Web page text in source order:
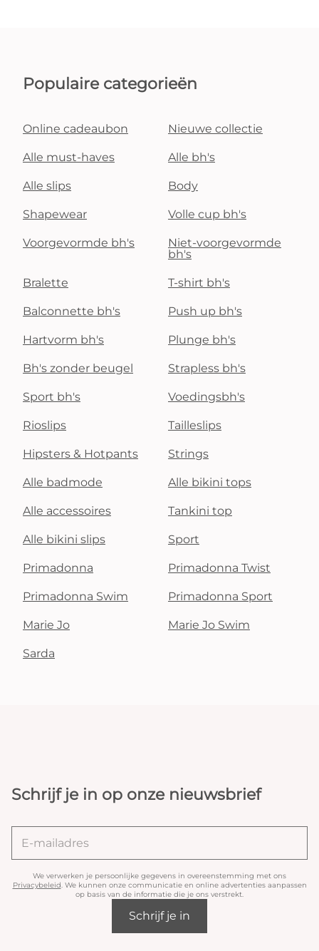
Populaire categorieën
Online cadeaubon Nieuwe collectie
Alle must-haves Alle bh's
Alle slips Body
Shapewear Volle cup bh's
Voorgevormde bh's
Niet-voorgevormde
bh's
Bralette T-shirt bh's
Balconnette bh's Push up bh's
Hartvorm bh's Plunge bh's
Bh's zonder beugel Strapless bh's
Sport bh's Voedingsbh's
Rioslips Tailleslips
Hipsters & Hotpants Strings
Alle badmode Alle bikini tops
Alle accessoires Tankini top
Alle bikini slips Sport
Primadonna Primadonna Twist
Primadonna Swim Primadonna Sport
Marie Jo Marie Jo Swim
Sarda
Schrijf je in op onze nieuwsbrief
We verwerken je persoonlijke gegevens in overeenstemming met ons
Privacybeleid. We kunnen onze communicatie en online advertenties aanpassen
op basis van de informatie die je ons verstrekt.
Schrijf je in